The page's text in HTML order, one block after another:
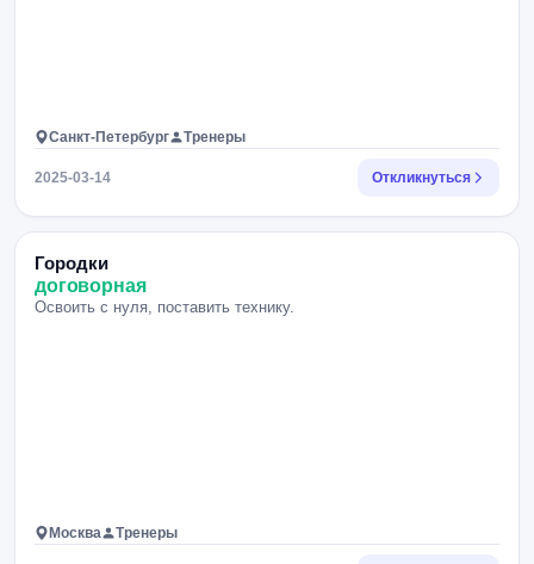
Санкт-Петербург Тренеры
2025-03-14 Откликнуться
Городки
договорная
Освоить с нуля, поставить технику.
Москва Тренеры